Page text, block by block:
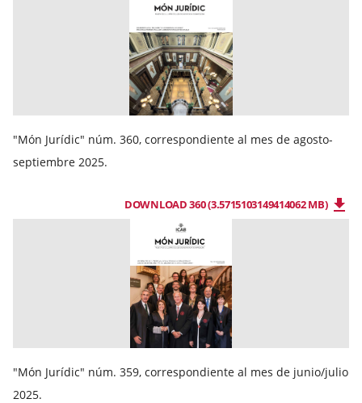
"Món Jurídic" núm. 360, correspondiente al mes de agosto-
septiembre 2025.
DOWNLOAD 360 (3.5715103149414062 MB)
"Món Jurídic" núm. 359, correspondiente al mes de junio/julio
2025.